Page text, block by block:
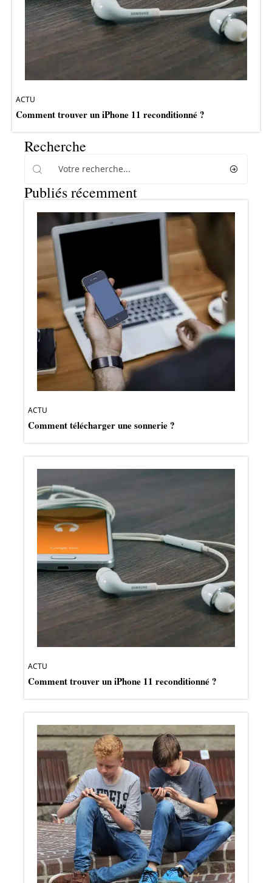
ACTU
Comment trouver un iPhone 11 reconditionné ?
Recherche
Publiés récemment
ACTU
Comment télécharger une sonnerie ?
ACTU
Comment trouver un iPhone 11 reconditionné ?